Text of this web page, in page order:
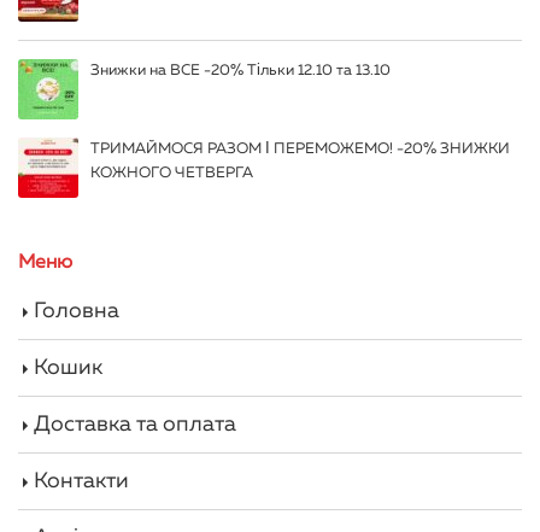
Знижки на ВСЕ -20% Тільки 12.10 та 13.10
ТРИМАЙМОСЯ РАЗОМ І ПЕРЕМОЖЕМО! -20% ЗНИЖКИ
КОЖНОГО ЧЕТВЕРГА
Меню
Головна
Кошик
Доставка та оплата
Контакти